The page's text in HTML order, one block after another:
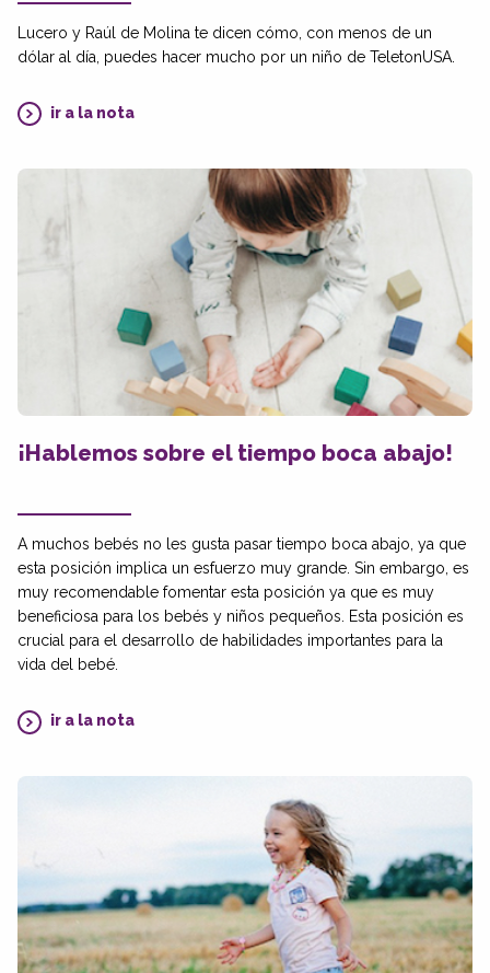
Lucero y Raúl de Molina te dicen cómo, con menos de un
dólar al día, puedes hacer mucho por un niño de TeletonUSA.
ir a la nota
¡Hablemos sobre el tiempo boca abajo!
A muchos bebés no les gusta pasar tiempo boca abajo, ya que
esta posición implica un esfuerzo muy grande. Sin embargo, es
muy recomendable fomentar esta posición ya que es muy
beneficiosa para los bebés y niños pequeños. Esta posición es
crucial para el desarrollo de habilidades importantes para la
vida del bebé.
ir a la nota